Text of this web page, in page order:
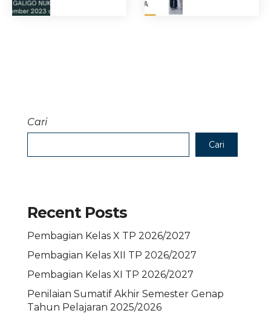
Cari
Cari
Recent Posts
Pembagian Kelas X TP 2026/2027
Pembagian Kelas XII TP 2026/2027
Pembagian Kelas XI TP 2026/2027
Penilaian Sumatif Akhir Semester Genap
Tahun Pelajaran 2025/2026